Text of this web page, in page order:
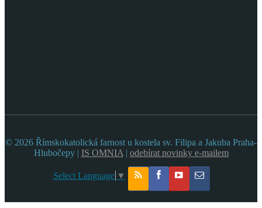
© 2026 Římskokatolická farnost u kostela sv. Filipa a Jakuba Praha-
Hlubočepy | IS OMNIA | odebírat novinky e-mailem
Select Language ▼